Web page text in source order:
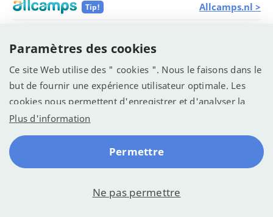
Tip! Allcamps.nl >
ANWB Camping >
© Recreatie Media 2026
Conditions générales
Sitemap
Paramètres des cookies
Ce site Web utilise des " cookies ". Nous le faisons dans le
but de fournir une expérience utilisateur optimale. Les
cookies nous permettent d'enregistrer et d'analyser la
manière dont le site Web est utilisé (voir la déclaration de
confidentialité). Nous voulons l'utiliser pour optimiser le
site web pour une meilleure expérience.
Plus d'information
Permettre
Ne pas permettre